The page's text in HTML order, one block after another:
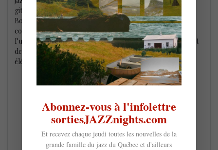
gitan à la variété francophone, dont une reprise inusitée de
Bozo de Félix Leclerc. Piste après piste, les compositions se
construisent de façon remarquable, notamment par
l’utilisation de phrases simples et répétées, de percussions et
de rythmes qui animent chaque morceau, devenant un
élément central de la musique de Mayotte.
Abonnez-vous à l'infolettre
sortiesJAZZnights.com
Et recevez chaque jeudi toutes les nouvelles de la
grande famille du jazz du Québec et d'ailleurs